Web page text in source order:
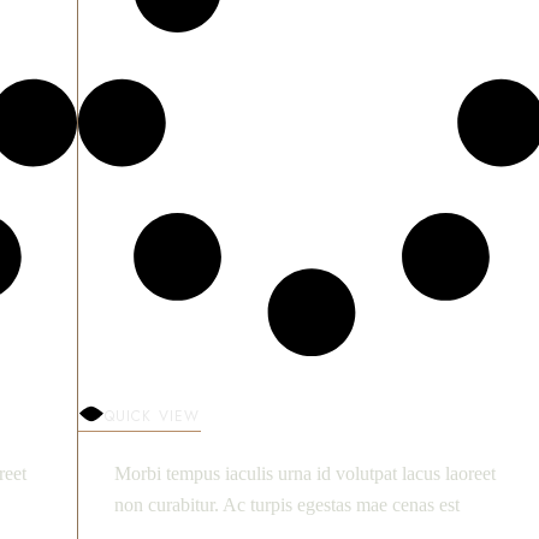
Morbi tempus iaculis urna id volutpat lacus laoreet
non curabitur. Ac turpis egestas mae cenas est